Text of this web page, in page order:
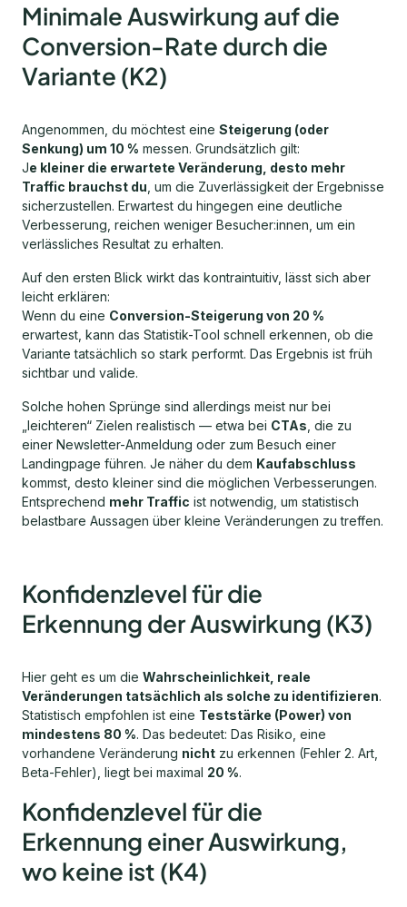
Minimale Auswirkung auf die
Conversion-Rate durch die
Variante (K2)
Angenommen, du möchtest eine Steigerung (oder
Senkung) um 10 % messen. Grundsätzlich gilt:
Je kleiner die erwartete Veränderung, desto mehr
Traffic brauchst du , um die Zuverlässigkeit der Ergebnisse
sicherzustellen. Erwartest du hingegen eine deutliche
Verbesserung, reichen weniger Besucher:innen, um ein
verlässliches Resultat zu erhalten.
Auf den ersten Blick wirkt das kontraintuitiv, lässt sich aber
leicht erklären:
Wenn du eine Conversion-Steigerung von 20 %
erwartest, kann das Statistik-Tool schnell erkennen, ob die
Variante tatsächlich so stark performt. Das Ergebnis ist früh
sichtbar und valide.
Solche hohen Sprünge sind allerdings meist nur bei
„leichteren“ Zielen realistisch — etwa bei CTAs , die zu
einer Newsletter-Anmeldung oder zum Besuch einer
Landingpage führen. Je näher du dem Kaufabschluss
kommst, desto kleiner sind die möglichen Verbesserungen.
Entsprechend mehr Traffic ist notwendig, um statistisch
belastbare Aussagen über kleine Veränderungen zu treffen.
Konfidenzlevel für die
Erkennung der Auswirkung (K3)
Hier geht es um die Wahrscheinlichkeit, reale
Veränderungen tatsächlich als solche zu identifizieren.
Statistisch empfohlen ist eine Teststärke (Power) von
mindestens 80 %. Das bedeutet: Das Risiko, eine
vorhandene Veränderung nicht zu erkennen (Fehler 2. Art,
Beta-Fehler), liegt bei maximal 20 %.
Konfidenzlevel für die
Erkennung einer Auswirkung,
wo keine ist (K4)